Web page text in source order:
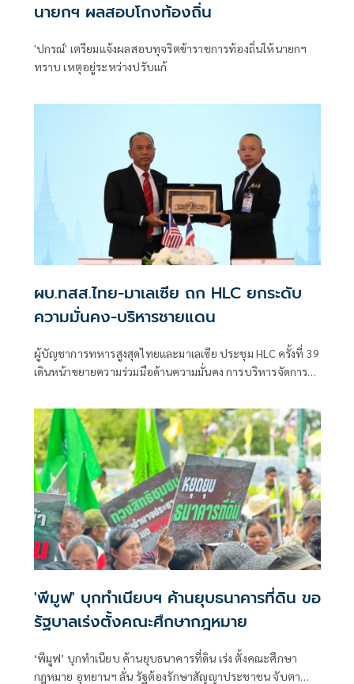
นายกฯ ผลสอบโกงท้องถิ่น
'ปกรณ์' เตรียมแจ้งผลสอบทุจริตข้าราชการท้องถิ่นให้นายกฯ
ทราบ เหตุอยู่ระหว่างปรับแก้
ผบ.ทสส.ไทย-มาเลเซีย ถก HLC ยกระดับ
ความมั่นคง-บริหารชายแดน
ผู้บัญชาการทหารสูงสุดไทยและมาเลเซีย ประชุม HLC ครั้งที่ 39
เดินหน้าขยายความร่วมมือด้านความมั่นคง การบริหารจัดการ
'พีมูฟ' บุกทำเนียบฯ ค้านยุบธนาคารที่ดิน ขอ
รัฐบาลเร่งตั้งคณะศึกษากฎหมาย
‘พีมูฟ’ บุกทำเนียบ ค้านยุบธนาคารที่ดิน เร่ง ตั้งคณะศึกษา
กฎหมาย อุทยานฯ ลั่น รัฐต้องรักษาสัญญาประชาชน จับตา